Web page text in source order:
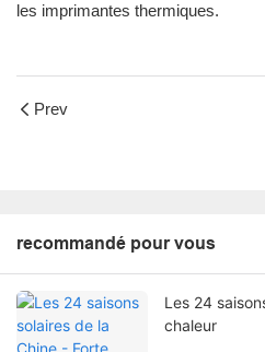
les imprimantes thermiques.
Prev
recommandé pour vous
Les 24
chaleur